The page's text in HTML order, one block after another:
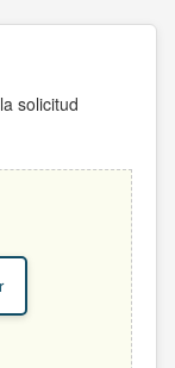
solicitud